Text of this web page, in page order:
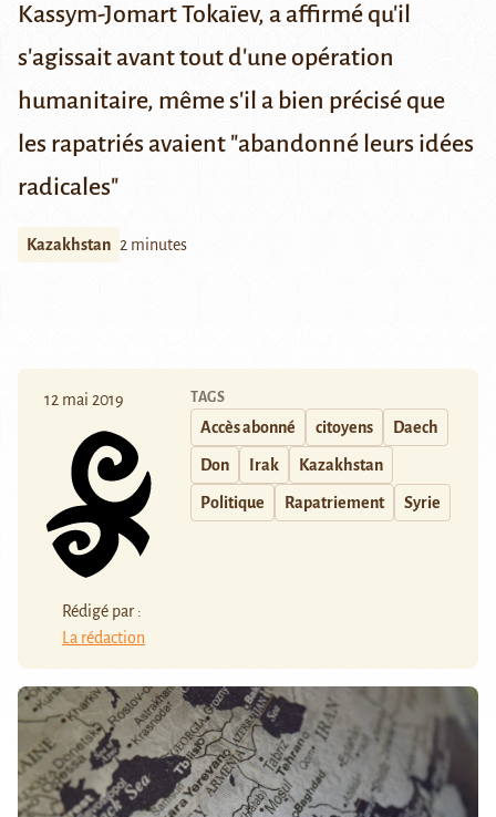
Kassym-Jomart Tokaïev, a affirmé qu'il
s'agissait avant tout d'une opération
humanitaire, même s'il a bien précisé que
les rapatriés avaient "abandonné leurs idées
radicales"
Kazakhstan 2 minutes
12 mai 2019
Rédigé par :
La rédaction
TAGS
Accès abonné citoyens Daech
Don Irak Kazakhstan
Politique Rapatriement Syrie